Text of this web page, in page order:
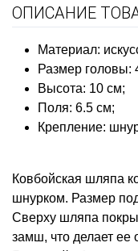
ОПИСАНИЕ
Материал:
Размер головы:
Высота: 10 см;
Поля: 6.5 см;
Крепление:
Ковбойская шляпа
шнурком. Размер
Сверху шляпа
замш, что делает ее